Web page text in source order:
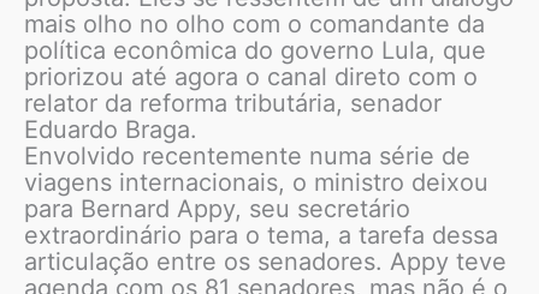
mais olho no olho com o comandante da
política econômica do governo Lula, que
priorizou até agora o canal direto com o
relator da reforma tributária, senador
Eduardo Braga.
Envolvido recentemente numa série de
viagens internacionais, o ministro deixou
para Bernard Appy, seu secretário
extraordinário para o tema, a tarefa dessa
articulação entre os senadores. Appy teve